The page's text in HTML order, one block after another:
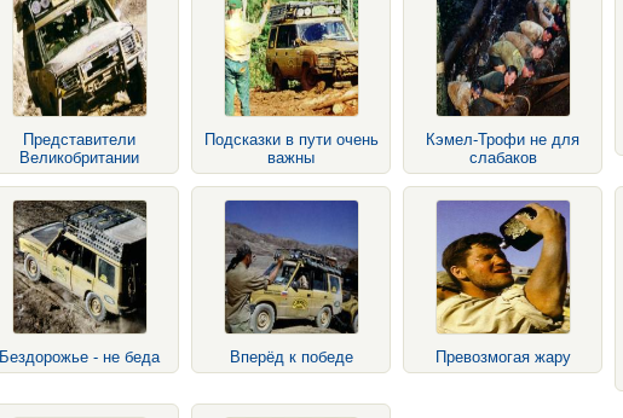
Представители
Великобритании
Подсказки в пути очень
важны
Кэмел-Трофи не для
слабаков
Бездорожье - не беда Вперёд к победе Превозмогая жару